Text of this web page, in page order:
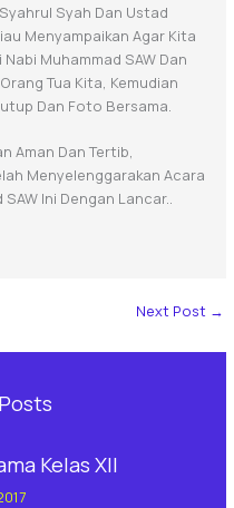
Syah Dan Ustad
Menyampaikan Agar Kita
Muhammad SAW Dan
Tua Kita, Kemudian
Dan Foto Bersama.
Aman Dan Tertib,
Menyelenggarakan Acara
Ini Dengan Lancar..
Next Post →
Kelas XII